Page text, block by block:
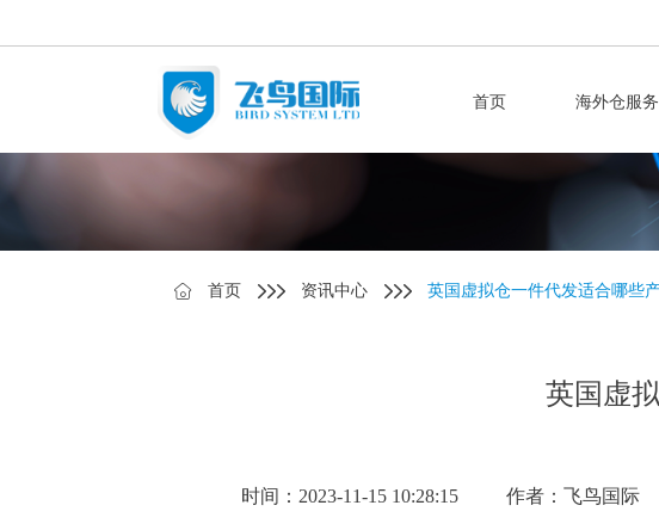
首页 海外仓服务
首页 资讯中心 英国虚拟仓一件代发适合哪些
英国虚
时间：2023-11-15 10:28:15 作者：飞鸟国际